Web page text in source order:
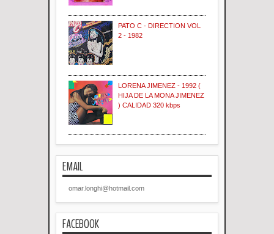
PATO C - DIRECTION VOL
2 - 1982
LORENA JIMENEZ - 1992 (
HIJA DE LA MONA JIMENEZ
) CALIDAD 320 kbps
EMAIL
omar.longhi@hotmail.com
FACEBOOK